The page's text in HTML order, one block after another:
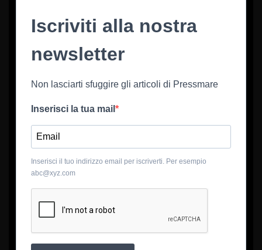
Iscriviti alla nostra
newsletter
Non lasciarti sfuggire gli articoli di Pressmare
Inserisci la tua mail
Inserisci il tuo indirizzo email per iscriverti. Per esempio
abc@xyz.com